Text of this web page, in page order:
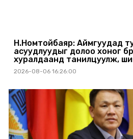
Н.Номтойбаяр: Аймгуудад
асуудлуудыг долоо хоног
хуралдаанд танилцуулж,
2026-08-06 16:26:00